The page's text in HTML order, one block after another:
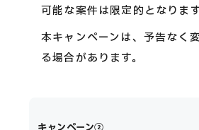
可能な案件は限定的となります
本キャンペーンは、予告なく
る場合があります。